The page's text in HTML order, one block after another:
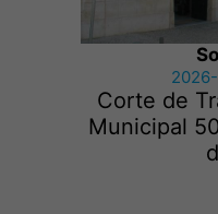
Corte de
Municipal